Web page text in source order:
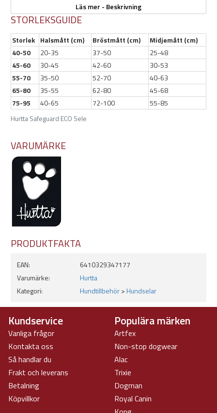
består av ekologiskt tyg istället för traditionell neopren. Samtliga
tyger är gjorda av 100 % återvunnen polyester, och det vattentäta
ytmaterialet gör selen tålig i alla väder.
Egenskaper:
Färg: Blackberry
Flyktsäker design
Justerbar runt nacke, bröst och midja
Tillverkad av 100% återvunnen polyester
Ekologiskt vadderingstyg
Säkerhatshandtag
Reflekterande detaljer
Vattentålig
Läs mer - Beskrivning
STORLEKSGUIDE
Hurtta Safeguard ECO Sele
Storlek Halsmått (cm) Bröstmått (cm)
Midjemått (cm)
40-50
20-35 37-50
25-48
45-60
30-45 42-60
30-53
55-70
35-50 52-70
40-63
65-80
35-55 62-80
45-68
75-95
40-65 72-100 55-85
VARUMÄRKE
PRODUKTFAKTA
EAN:
6410329347177
Varumärke:
Hurtta
Kategori:
Hundtillbehör>Hundselar
Kundservice
Vanliga frågor
Kontakta oss
Så handlar du
Frakt och leverans
Betalning
Köpvillkor
Populära märken
Artfex
Non-stop dogwear
Alac
Trixie
Dogman
Royal Canin